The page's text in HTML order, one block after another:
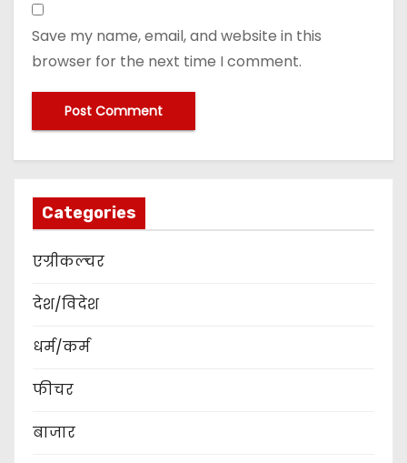
Save my name, email, and website in this
browser for the next time I comment.
Categories
एग्रीकल्चर
देश/विदेश
धर्म/कर्म
फीचर
बाजार